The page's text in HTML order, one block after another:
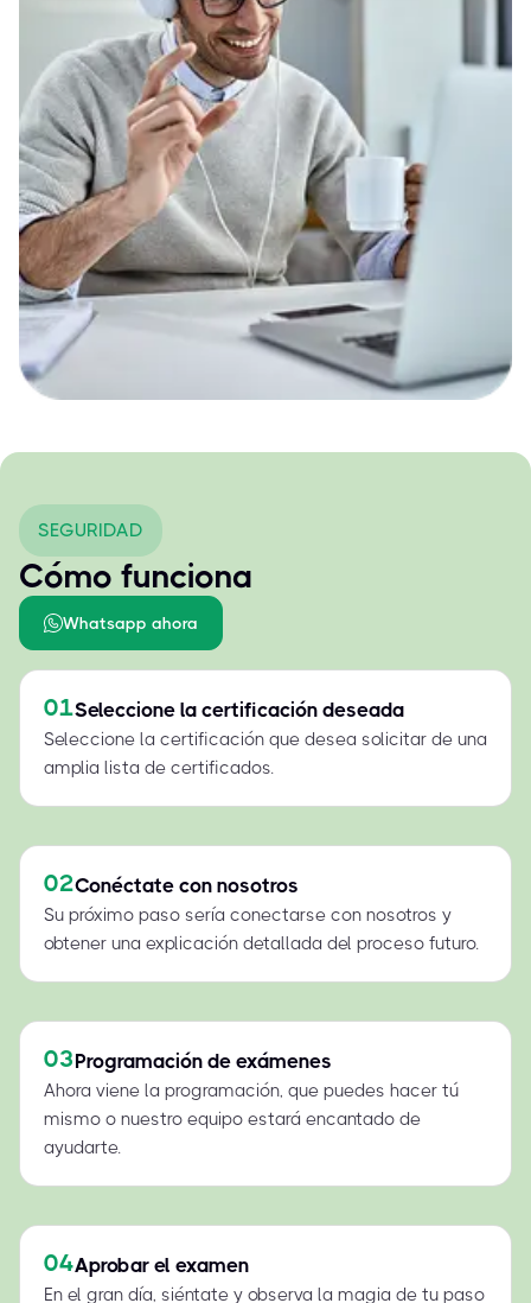
SEGURIDAD
Cómo funciona
Whatsapp ahora
01Seleccione la certificación deseada
Seleccione la certificación que desea solicitar de una
amplia lista de certificados.
02Conéctate con nosotros
Su próximo paso sería conectarse con nosotros y
obtener una explicación detallada del proceso futuro.
03Programación de exámenes
Ahora viene la programación, que puedes hacer tú
mismo o nuestro equipo estará encantado de
ayudarte.
04Aprobar el examen
En el gran día, siéntate y observa la magia de tu paso